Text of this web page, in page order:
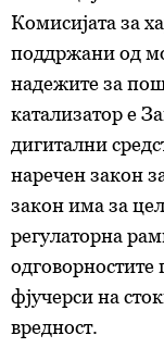
Комисијата за
поддржани од
надежите за
катализатор е
дигитални
наречен закон
закон има за
регулаторна
одговорностите
фјучерси на
вредност.